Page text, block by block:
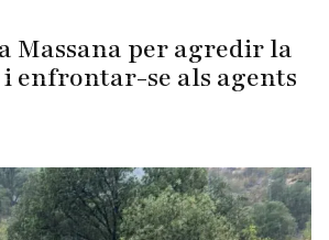
Massana per agredir la
enfrontar-se als agents